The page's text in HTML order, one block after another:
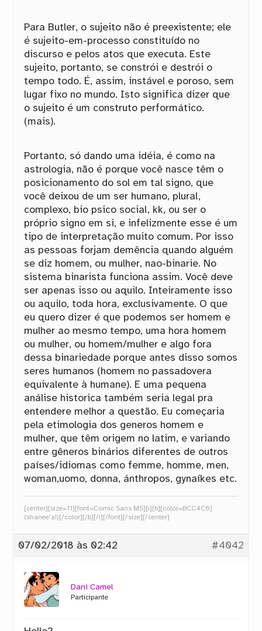
Para Butler, o sujeito não é preexistente; ele
é sujeito-em-processo constituído no
discurso e pelos atos que executa. Este
sujeito, portanto, se constrói e destrói o
tempo todo. É, assim, instável e poroso, sem
lugar fixo no mundo. Isto significa dizer que
o sujeito é um construto performático.
(mais).
Portanto, só dando uma idéia, é como na
astrologia, não é porque você nasce têm o
posicionamento do sol em tal signo, que
você deixou de um ser humano, plural,
complexo, bio psico social, kk, ou ser o
próprio signo em si, e infelizmente esse é um
tipo de interpretação muito comum. Por isso
as pessoas forjam demência quando alguém
se diz homem, ou mulher, nao-binarie. No
sistema binarista funciona assim. Você deve
ser apenas isso ou aquilo. Inteiramente isso
ou aquilo, toda hora, exclusivamente. O que
eu quero dizer é que podemos ser homem e
mulher ao mesmo tempo, uma hora homem
ou mulher, ou homem/mulher e algo fora
dessa binariedade porque antes disso somos
seres humanos (homem no passadovera
equivalente à humane). E uma pequena
análise historica também seria legal pra
entendere melhor a questão. Eu começaria
pela etimologia dos generos homem e
mulher, que têm origem no latim, e variando
entre gêneros binários diferentes de outros
países/idiomas como femme, homme, men,
woman,uomo, donna, ánthropos, gynaíkes etc.
[center][size=11][font=Comic Sans MS][i][b][color=BCC4C6]
(shanee’a!)[/color][/b][/i][/font][/size][/center]
07/02/2018 às 02:42 #4042
Dani Camel
Participante